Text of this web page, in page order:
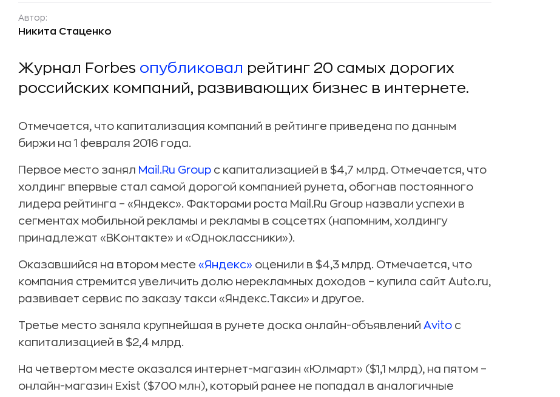
Автор:
Никита Стаценко
Журнал Forbes опубликовал рейтинг 20 самых дорогих
российских компаний, развивающих бизнес в интернете.
Отмечается, что капитализация компаний в рейтинге приведена по данным
биржи на 1 февраля 2016 года.
Первое место занял Mail.Ru Group с капитализацией в $4,7 млрд. Отмечается, что
холдинг впервые стал самой дорогой компанией рунета, обогнав постоянного
лидера рейтинга – «Яндекс». Факторами роста Mail.Ru Group назвали успехи в
сегментах мобильной рекламы и рекламы в соцсетях (напомним, холдингу
принадлежат «ВКонтакте» и «Одноклассники»).
Оказавшийся на втором месте «Яндекс» оценили в $4,3 млрд. Отмечается, что
компания стремится увеличить долю нерекламных доходов – купила сайт Auto.ru,
развивает сервис по заказу такси «Яндекс.Такси» и другое.
Третье место заняла крупнейшая в рунете доска онлайн-объявлений Avito с
капитализацией в $2,4 млрд.
На четвертом месте оказался интернет-магазин «Юлмарт» ($1,1 млрд), на пятом –
онлайн-магазин Exist ($700 млн), который ранее не попадал в аналогичные